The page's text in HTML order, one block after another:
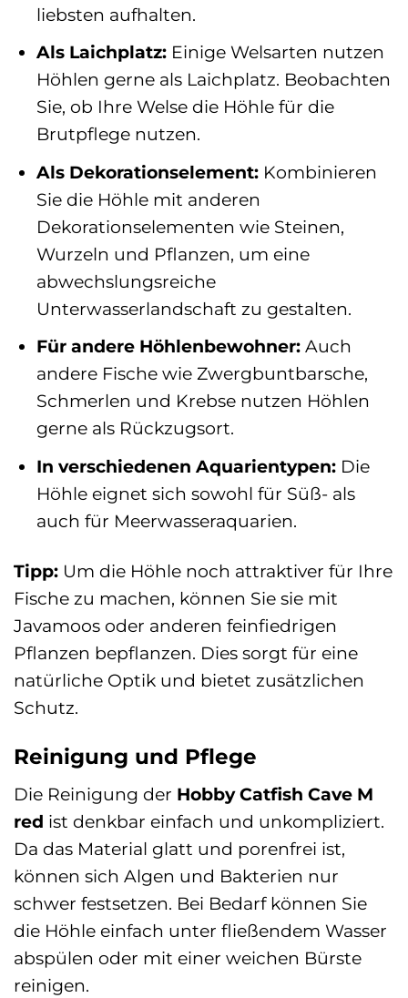
liebsten aufhalten.
Als Laichplatz:Einige Welsarten nutzen
Höhlen gerne als Laichplatz. Beobachten
Sie, ob Ihre Welse die Höhle für die
Brutpflege nutzen.
Als Dekorationselement:Kombinieren
Sie die Höhle mit anderen
Dekorationselementen wie Steinen,
Wurzeln und Pflanzen, um eine
abwechslungsreiche
Unterwasserlandschaft zu gestalten.
Für andere Höhlenbewohner:Auch
andere Fische wie Zwergbuntbarsche,
Schmerlen und Krebse nutzen Höhlen
gerne als Rückzugsort.
In verschiedenen Aquarientypen:Die
Höhle eignet sich sowohl für Süß- als
auch für Meerwasseraquarien.
Tipp: Um die Höhle noch attraktiver für Ihre
Fische zu machen, können Sie sie mit
Javamoos oder anderen feinfiedrigen
Pflanzen bepflanzen. Dies sorgt für eine
natürliche Optik und bietet zusätzlichen
Schutz.
Reinigung und Pflege
Die Reinigung der Hobby Catfish Cave M
red ist denkbar einfach und unkompliziert.
Da das Material glatt und porenfrei ist,
können sich Algen und Bakterien nur
schwer festsetzen. Bei Bedarf können Sie
die Höhle einfach unter fließendem Wasser
abspülen oder mit einer weichen Bürste
reinigen.